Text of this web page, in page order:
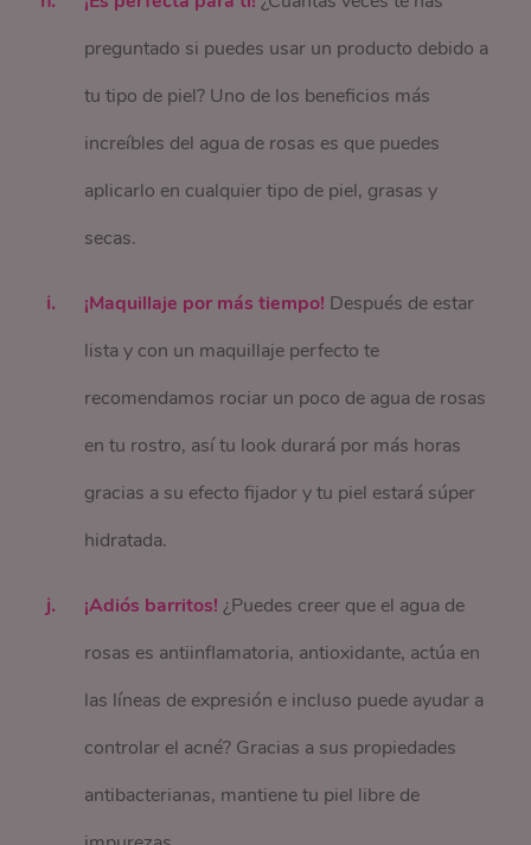
preguntado si puedes usar un producto debido a
tu tipo de piel? Uno de los beneficios más
increíbles del agua de rosas es que puedes
aplicarlo en cualquier tipo de piel, grasas y
secas.
¡Maquillaje por más tiempo! Después de estar
lista y con un maquillaje perfecto te
recomendamos rociar un poco de agua de rosas
en tu rostro, así tu look durará por más horas
gracias a su efecto fijador y tu piel estará súper
hidratada.
¡Adiós barritos!¿Puedes creer que el agua de
rosas es antiinflamatoria, antioxidante, actúa en
las líneas de expresión e incluso puede ayudar a
controlar el acné? Gracias a sus propiedades
antibacterianas, mantiene tu piel libre de